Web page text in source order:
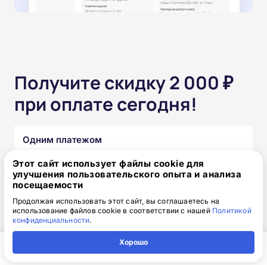
Получите скидку 2 000 ₽
при оплате сегодня!
Одним платежом
от 15 850 ₽ 17 850 ₽ скидка: 2 000 ₽
Частями без переплат
от 1 320₽
Узнать подробнее
Этот сайт использует файлы cookie для
улучшения пользовательского опыта и анализа
посещаемости
Продолжая использовать этот сайт, вы соглашаетесь на
использование файлов cookie в соответствии с нашей Политикой
конфиденциальности.
Хорошо